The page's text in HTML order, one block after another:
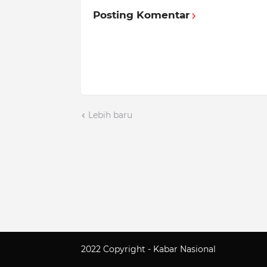
Posting Komentar
Lebih baru
2022 Copyright - Kabar Nasional